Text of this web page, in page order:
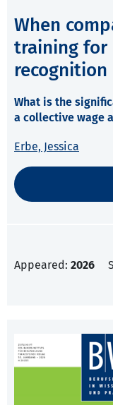
When
training for
recognition
What is the
a collective wage
Erbe, Jessica
Appeared: 2026